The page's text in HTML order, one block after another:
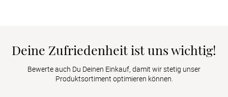
Deine Zufriedenheit ist uns wichtig!
Bewerte auch Du Deinen Einkauf, damit wir stetig unser
Produktsortiment optimieren können.